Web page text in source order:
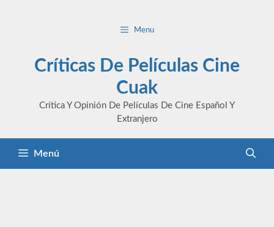
Menu
Críticas De Películas Cine
Cuak
Crítica Y Opinión De Películas De Cine Español Y
Extranjero
Menú